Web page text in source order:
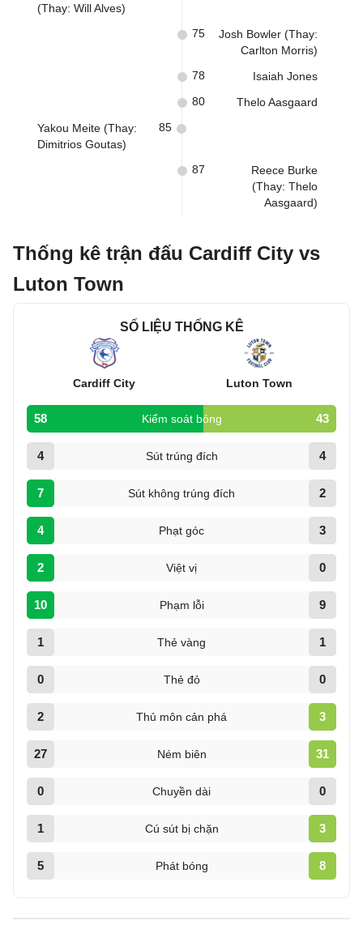
(Thay: Will Alves)
Josh Bowler (Thay:
Carlton Morris)
75
Isaiah Jones
78
Thelo Aasgaard
80
Yakou Meite (Thay:
Dimitrios Goutas)
85
Reece Burke
(Thay: Thelo
Aasgaard)
87
Thống kê trận đấu Cardiff City vs
Luton Town
SỐ LIỆU THỐNG KÊ
Cardiff City Luton Town
58 Kiểm soát bóng 43
4 Sút trúng đích 4
7 Sút không trúng đích 2
4 Phạt góc 3
2 Việt vị 0
10 Phạm lỗi 9
1 Thẻ vàng 1
0 Thẻ đỏ 0
2 Thủ môn cản phá 3
27 Ném biên 31
0 Chuyền dài 0
1 Cú sút bị chặn 3
5 Phát bóng 8